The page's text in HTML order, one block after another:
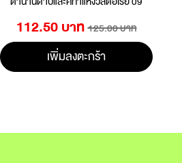
112.50 บาท 125.00 บาท
เพิ่มลงตะกร้า